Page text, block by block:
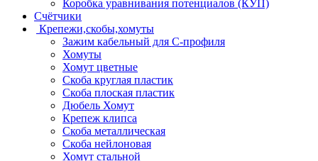
Коробка уравнивания потенциалов (КУП)
Счётчики
Крепежи,скобы,хомуты
Зажим кабельный для С-профиля
Хомуты
Хомут цветные
Скоба круглая пластик
Скоба плоская пластик
Дюбель Хомут
Крепеж клипса
Скоба металлическая
Скоба нейлоновая
Хомут стальной